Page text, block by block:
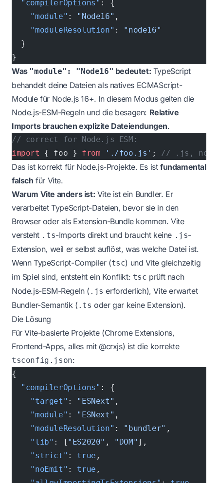
  "compilerOptions"
: {
    "module"
: "Node16" ,
    "moduleResolution"
: "node16"
  }
}
Was "module": "Node16" bedeutet: TypeScript
behandelt deine Dateien als natives ECMAScript-
Module für Node.js 16+. In diesem Modus gelten die
Node.js-ESM-Regeln und die besagen: Relative
Imports brauchen explizite Dateiendungen.
// correct for Node.js ESM:
import { foo } from './foo.js' ; // .js, not
Das ist korrekt für Node.js-Projekte. Es ist fundamental
falsch für Vite.
Warum Vite anders ist: Vite ist ein Bundler. Er
verarbeitet TypeScript-Dateien, bevor sie in den
Browser oder als Extension-Bundle kommen. Vite
versteht .ts-Imports direkt und braucht keine .js-
Extension, weil er selbst auflöst, was welche Datei ist.
Wenn TypeScript-Compiler (tsc) und Vite gleichzeitig
im Spiel sind, entsteht ein Konflikt: tsc prüft nach
Node.js-ESM-Regeln ( .js erforderlich), Vite erwartet
Bundler-Semantik ( .ts oder gar keine Extension).
Die Lösung
Für Vite-basierte Projekte (Chrome Extensions,
Frontend-Apps, alles mit @crxjs) ist die korrekte
tsconfig.json:
{
  "compilerOptions"
: {
    "target"
: "ESNext" ,
    "module"
: "ESNext" ,
    "moduleResolution"
: "bundler" ,
    "lib"
: [ "ES2020" , "DOM" ],
    "strict"
: true ,
    "noEmit"
: true ,